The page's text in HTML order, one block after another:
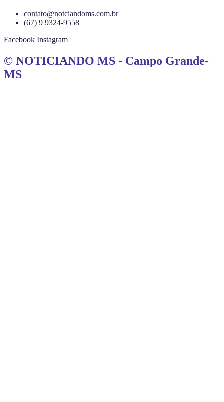
contato@notciandoms.com.br
(67) 9 9324-9558
Facebook Instagram
© NOTICIANDO MS - Campo Grande-
MS